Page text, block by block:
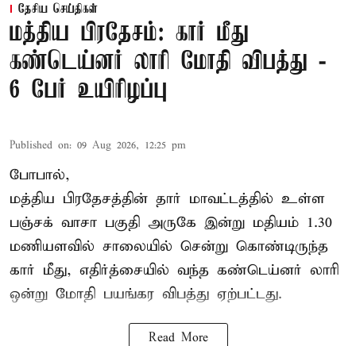
தேசிய செய்திகள்
மத்திய பிரதேசம்: கார் மீது
கண்டெய்னர் லாரி மோதி விபத்து -
6 பேர் உயிரிழப்பு
Published on: 09 Aug 2026, 12:25 pm
போபால்,
மத்திய பிரதேசத்தின் தார் மாவட்டத்தில் உள்ள
பஞ்சக் வாசா பகுதி அருகே இன்று மதியம் 1.30
மணியளவில் சாலையில் சென்று கொண்டிருந்த
கார் மீது, எதிர்த்சையில் வந்த கண்டெய்னர் லாரி
ஒன்று மோதி பயங்கர விபத்து ஏற்பட்டது.
Read More